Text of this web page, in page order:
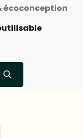
écoconception